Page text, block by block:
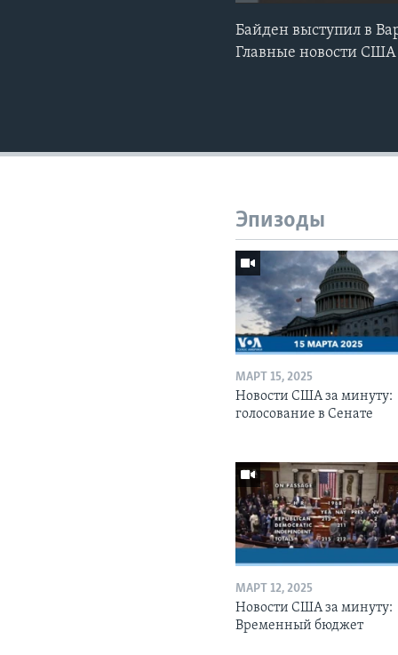
Байден выступил в
Главные новости США
Эпизоды
МАРТ 15, 2025
Новости США за минуту:
голосование в Сенате
МАРТ 12, 2025
Новости США за минуту:
Временный бюджет